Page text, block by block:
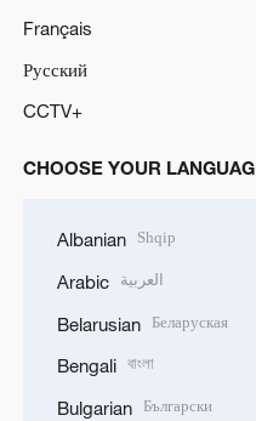
Français
Русский
CCTV+
CHOOSE YOUR
Albanian Shqip
Arabic العربية
Belarusian Беларуская
Bengali বাংলা
Bulgarian Български